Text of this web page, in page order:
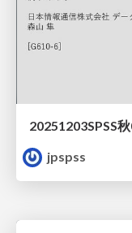
20251203SPSS
jpspss